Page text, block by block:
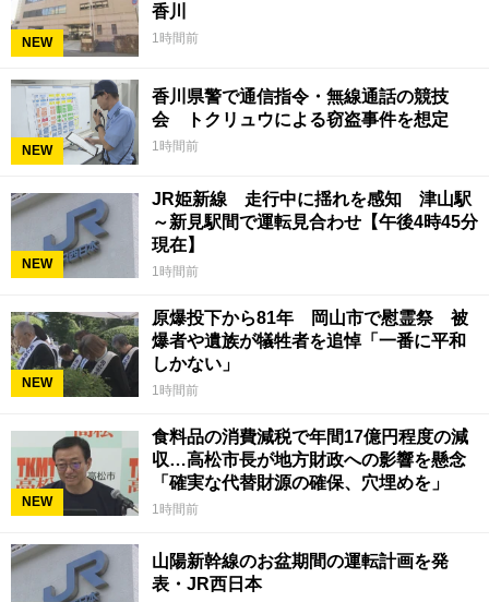
NEW
香川
1時間前
NEW
香川県警で通信指令・無線通話の競技
会 トクリュウによる窃盗事件を想定
1時間前
NEW
JR姫新線 走行中に揺れを感知 津山駅
～新見駅間で運転見合わせ【午後4時45分
現在】
1時間前
NEW
原爆投下から81年 岡山市で慰霊祭 被
爆者や遺族が犠牲者を追悼「一番に平和
しかない」
1時間前
NEW
食料品の消費減税で年間17億円程度の減
収…高松市長が地方財政への影響を懸念
「確実な代替財源の確保、穴埋めを」
1時間前
山陽新幹線のお盆期間の運転計画を発
表・JR西日本